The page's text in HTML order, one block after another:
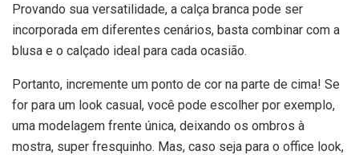
Provando sua versatilidade, a calça branca pode ser
incorporada em diferentes cenários, basta combinar com a
blusa e o calçado ideal para cada ocasião.
Portanto, incremente um ponto de cor na parte de cima! Se
for para um look casual, você pode escolher por exemplo,
uma modelagem frente única, deixando os ombros à
mostra, super fresquinho. Mas, caso seja para o office look,